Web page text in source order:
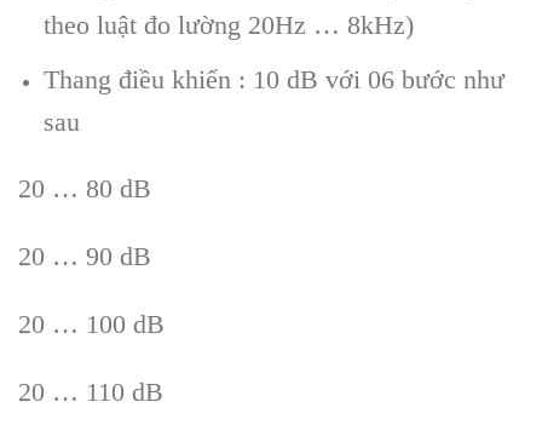
theo luật đo lường 20Hz … 8kHz)
Thang điều khiển : 10 dB với 06 bước như
sau
20 … 80 dB
20 … 90 dB
20 … 100 dB
20 … 110 dB